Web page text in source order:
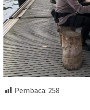
Pembaca: 258